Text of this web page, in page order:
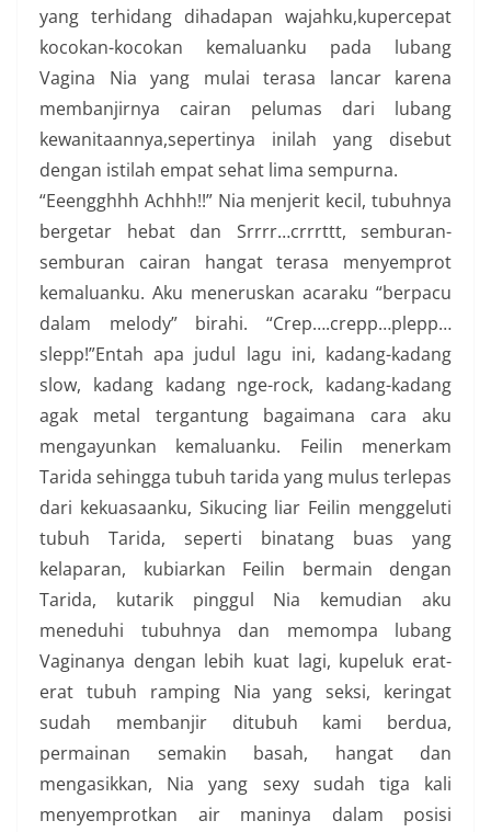
yang terhidang dihadapan wajahku,kupercepat
kocokan-kocokan kemaluanku pada lubang
Vagina Nia yang mulai terasa lancar karena
membanjirnya cairan pelumas dari lubang
kewanitaannya,sepertinya inilah yang disebut
dengan istilah empat sehat lima sempurna.
“Eeengghhh Achhh!!” Nia menjerit kecil, tubuhnya
bergetar hebat dan Srrrr…crrrttt, semburan-
semburan cairan hangat terasa menyemprot
kemaluanku. Aku meneruskan acaraku “berpacu
dalam melody” birahi. “Crep….crepp…plepp…
slepp!”Entah apa judul lagu ini, kadang-kadang
slow, kadang kadang nge-rock, kadang-kadang
agak metal tergantung bagaimana cara aku
mengayunkan kemaluanku. Feilin menerkam
Tarida sehingga tubuh tarida yang mulus terlepas
dari kekuasaanku, Sikucing liar Feilin menggeluti
tubuh Tarida, seperti binatang buas yang
kelaparan, kubiarkan Feilin bermain dengan
Tarida, kutarik pinggul Nia kemudian aku
meneduhi tubuhnya dan memompa lubang
Vaginanya dengan lebih kuat lagi, kupeluk erat-
erat tubuh ramping Nia yang seksi, keringat
sudah membanjir ditubuh kami berdua,
permainan semakin basah, hangat dan
mengasikkan, Nia yang sexy sudah tiga kali
menyemprotkan air maninya dalam posisi